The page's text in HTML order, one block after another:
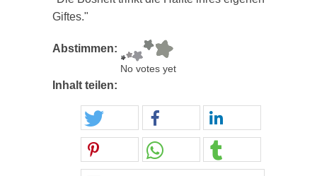
Giftes."
Abstimmen:
No votes yet
Inhalt teilen: